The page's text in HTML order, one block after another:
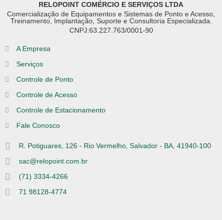
RELOPOINT COMÉRCIO E SERVIÇOS LTDA
Comercialização de Equipamentos e Sistemas de Ponto e Acesso,
Treinamento, Implantação, Suporte e Consultoria Especializada.
CNPJ:63.227.763/0001-90
A Empresa
Serviços
Controle de Ponto
Controle de Acesso
Controle de Estacionamento
Fale Conosco
R. Potiguares, 126 - Rio Vermelho, Salvador - BA, 41940-100
sac@relopoint.com.br
(71) 3334-4266
71 98128-4774